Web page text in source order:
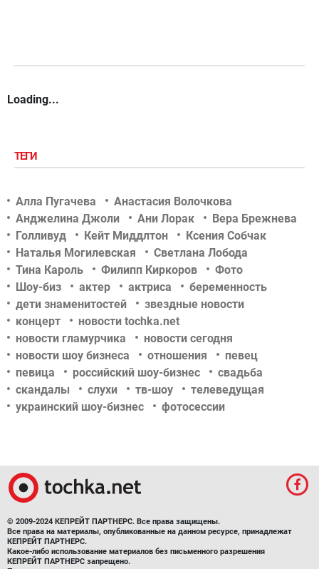
Loading...
ТЕГИ
Алла Пугачева
Анастасия Волочкова
Анджелина Джоли
Ани Лорак
Вера Брежнева
Голливуд
Кейт Миддлтон
Ксения Собчак
Наталья Могилевская
Светлана Лобода
Тина Кароль
Филипп Киркоров
Фото
Шоу-биз
актер актриса
беременность
дети знаменитостей
звездные новости
концерт
новости tochka.net
новости гламурчика
новости сегодня
новости шоу бизнеса
отношения
певец
певица
российский шоу-бизнес
свадьба
скандалы
слухи тв-шоу
телеведущая
украинский шоу-бизнес
фотосессии
© 2009-2024 КЕПРЕЙТ ПАРТНЕРС. Все права защищены.
Все права на материалы, опубликованные на данном ресурсе, принадлежат
КЕПРЕЙТ ПАРТНЕРС.
Какое-либо использование материалов без письменного разрешения
КЕПРЕЙТ ПАРТНЕРС запрещено.